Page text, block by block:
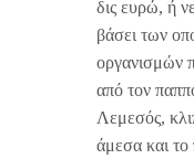
δις ευρώ, ή
βάσει των
οργανισμών
από τον
Λεμεσός,
άμεσα και το